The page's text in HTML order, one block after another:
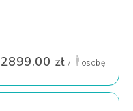
2899.00 zł / osobę